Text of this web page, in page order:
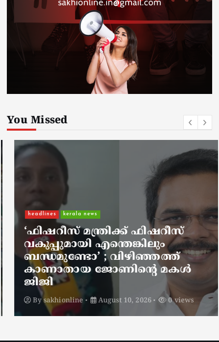
You Missed
headlines kerala news
‘ഫിഷറീസ് മന്ത്രിക്ക് ഫിഷറീസ്
വകുപ്പുമായി എന്തെങ്കിലും
ബന്ധമുണ്ടോ’ ; വിഴിഞ്ഞത്ത്
കാണാതായ ജോണിന്റെ മകള്‍
ജിജി
Bysakhionline August 10, 2026 0 views